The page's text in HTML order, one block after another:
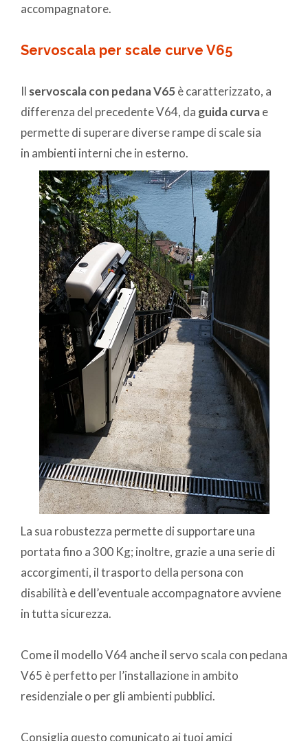
accompagnatore.
Servoscala per scale curve V65
Il servoscala con pedana V65è caratterizzato, a
differenza del precedente V64, da guida curvae
permette di superare diverse rampe di scale sia
in ambienti interni che in esterno.
La sua robustezza permette di supportare una
portata fino a 300 Kg; inoltre, grazie a una serie di
accorgimenti, il trasporto della persona con
disabilità e dell’eventuale accompagnatore avviene
in tutta sicurezza.
Come il modello V64 anche il servo scala con pedana
V65 è perfetto per l’installazione in ambito
residenziale o per gli ambienti pubblici.
Consiglia questo comunicato ai tuoi amici